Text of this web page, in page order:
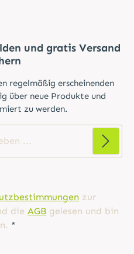
und gratis Versand
regelmäßig erscheinenden
über neue Produkte und
zu werden.
zur
die AGB gelesen und bin
*